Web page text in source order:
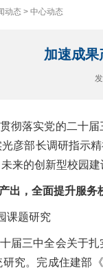
动态 > 中心动态
加速成
彻落实党的二十
光彦部长调研指示
来的创新型校园建
出，全面提升服务
课题研究
届三中全会关于
究。完成住建部